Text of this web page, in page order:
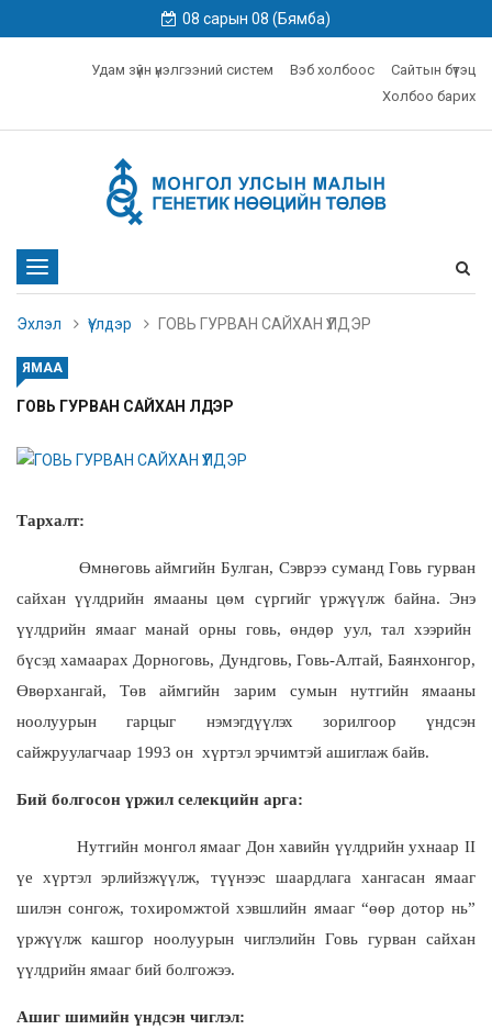
08 сарын 08 (Бямба)
Удам зүйн үнэлгээний систем Вэб холбоос
Сайтын бүтэц
Холбоо барих
Toggle
navigation
Эхлэл
Үүлдэр ГОВЬ ГУРВАН САЙХАН ҮҮЛДЭР
ЯМАА
ГОВЬ ГУРВАН САЙХАН ҮҮЛДЭР
Тархалт:
Өмнөговь аймгийн Булган, Сэврээ суманд Говь гурван
сайхан үүлдрийн ямааны цөм сүргийг үржүүлж байна. Энэ
үүлдрийн ямааг манай орны говь, өндөр уул, тал хээрийн
бүсэд хамаарах Дорноговь, Дундговь, Говь-Алтай, Баянхонгор,
Өвөрхангай, Төв аймгийн зарим сумын нутгийн ямааны
ноолуурын гарцыг нэмэгдүүлэх зорилгоор үндсэн
сайжруулагчаар 1993 он хүртэл эрчимтэй ашиглаж байв.
Бий болгосон үржил селекцийн арга:
Нутгийн монгол ямааг Дон хавийн үүлдрийн ухнаар II
үе хүртэл эрлийзжүүлж, түүнээс шаардлага хангасан ямааг
шилэн сонгож, тохиромжтой хэвшлийн ямааг “өөр дотор нь”
үржүүлж кашгор ноолуурын чиглэлийн Говь гурван сайхан
үүлдрийн ямааг бий болгожээ.
Ашиг шимийн үндсэн чиглэл: